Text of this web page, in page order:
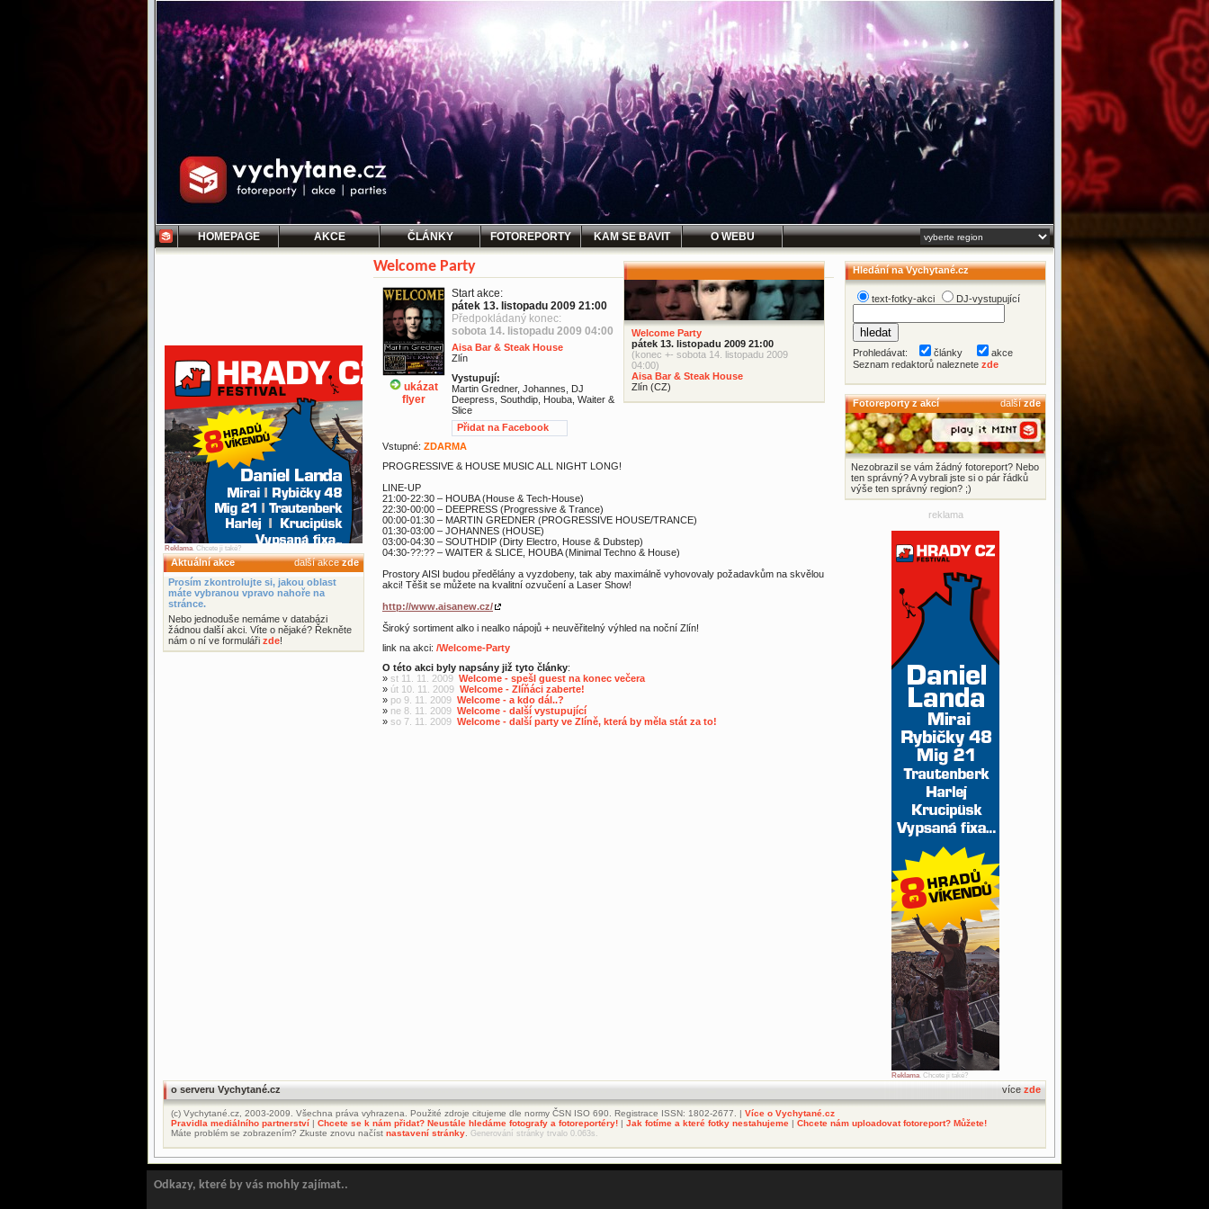
HOMEPAGE AKCE ČLÁNKY FOTOREPORTY KAM SE BAVIT O WEBU
Reklama. Chcete ji také?
Aktuální akce další akcezde
Prosím zkontrolujte si, jakou oblast
máte vybranou vpravo nahoře na
stránce.
Nebo jednoduše nemáme v databázi
žádnou další akci. Víte o nějaké? Řekněte
nám o ní ve formuláři zde!
Welcome Party
pátek 13. listopadu 2009 21:00
(konec +- sobota 14. listopadu 2009
04:00)
Aisa Bar & Steak House
Zlín (CZ)
Welcome Party
ukázat
flyer
Start akce:
pátek 13. listopadu 2009 21:00
Předpokládaný konec:
sobota 14. listopadu 2009 04:00
Aisa Bar & Steak House
Zlín
Vystupují:
Martin Gredner, Johannes, DJ
Deepress, Southdip, Houba, Waiter &
Slice
Přidat na Facebook
Vstupné: ZDARMA
PROGRESSIVE & HOUSE MUSIC ALL NIGHT LONG!
LINE-UP
21:00-22:30 – HOUBA (House & Tech-House)
22:30-00:00 – DEEPRESS (Progressive & Trance)
00:00-01:30 – MARTIN GREDNER (PROGRESSIVE HOUSE/TRANCE)
01:30-03:00 – JOHANNES (HOUSE)
03:00-04:30 – SOUTHDIP (Dirty Electro, House & Dubstep)
04:30-??:?? – WAITER & SLICE, HOUBA (Minimal Techno & House)
Prostory AISI budou předělány a vyzdobeny, tak aby maximálně vyhovovaly požadavkům na skvělou
akci! Těšit se můžete na kvalitní ozvučení a Laser Show!
http://www.aisanew.cz/
Široký sortiment alko i nealko nápojů + neuvěřitelný výhled na noční Zlín!
link na akci: /Welcome-Party
O této akci byly napsány již tyto články:
» st 11. 11. 2009 Welcome - spešl guest na konec večera
» út 10. 11. 2009 Welcome - Zlíňáci zaberte!
» po 9. 11. 2009 Welcome - a kdo dál..?
» ne 8. 11. 2009 Welcome - další vystupující
» so 7. 11. 2009 Welcome - další party ve Zlíně, která by měla stát za to!
Hledání na Vychytané.cz
text-fotky-akci DJ-vystupující
Prohledávat: články
akce
Seznam redaktorů naleznete zde
Fotoreporty z akcí dalšízde
Nezobrazil se vám žádný fotoreport? Nebo
ten správný? A vybrali jste si o pár řádků
výše ten správný region? ;)
reklama
Reklama. Chcete ji také?
o serveru Vychytané.cz více zde
(c) Vychytané.cz, 2003-2009. Všechna práva vyhrazena. Použité zdroje citujeme dle normy ČSN ISO 690. Registrace ISSN: 1802-2677. | Více o Vychytané.cz
Pravidla mediálního partnerství | Chcete se k nám přidat? Neustále hledáme fotografy a fotoreportéry! | Jak fotíme a které fotky nestahujeme | Chcete nám uploadovat fotoreport? Můžete!
Máte problém se zobrazením? Zkuste znovu načíst nastavení stránky Generování stránky trvalo 0.063s.
Odkazy, které by vás mohly zajímat..